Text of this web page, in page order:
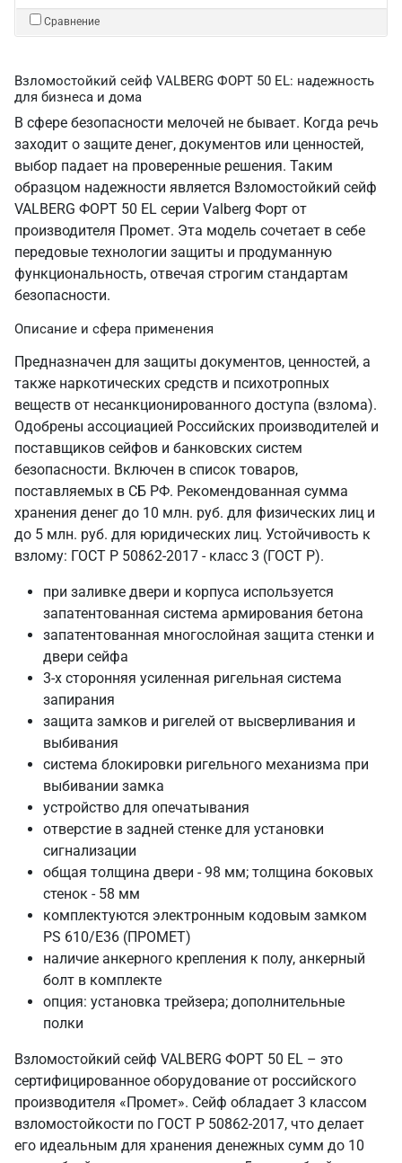
Сравнение
Взломостойкий сейф VALBERG ФОРТ 50 EL: надежность
для бизнеса и дома
В сфере безопасности мелочей не бывает. Когда речь
заходит о защите денег, документов или ценностей,
выбор падает на проверенные решения. Таким
образцом надежности является Взломостойкий сейф
VALBERG ФОРТ 50 EL серии Valberg Форт от
производителя Промет. Эта модель сочетает в себе
передовые технологии защиты и продуманную
функциональность, отвечая строгим стандартам
безопасности.
Описание и сфера применения
Предназначен для защиты документов, ценностей, а
также наркотических средств и психотропных
веществ от несанкционированного доступа (взлома).
Одобрены ассоциацией Российских производителей и
поставщиков сейфов и банковских систем
безопасности. Включен в список товаров,
поставляемых в СБ РФ. Рекомендованная сумма
хранения денег до 10 млн. руб. для физических лиц и
до 5 млн. руб. для юридических лиц. Устойчивость к
взлому: ГОСТ Р 50862-2017 - класс 3 (ГОСТ Р).
при заливке двери и корпуса используется
запатентованная система армирования бетона
запатентованная многослойная защита стенки и
двери сейфа
3-х сторонняя усиленная ригельная система
запирания
защита замков и ригелей от высверливания и
выбивания
система блокировки ригельного механизма при
выбивании замка
устройство для опечатывания
отверстие в задней стенке для установки
сигнализации
общая толщина двери - 98 мм; толщина боковых
стенок - 58 мм
комплектуются электронным кодовым замком
PS 610/E36 (ПРОМЕТ)
наличие анкерного крепления к полу, анкерный
болт в комплекте
опция: установка трейзера; дополнительные
полки
Взломостойкий сейф VALBERG ФОРТ 50 EL – это
сертифицированное оборудование от российского
производителя «Промет». Сейф обладает 3 классом
взломостойкости по ГОСТ Р 50862-2017, что делает
его идеальным для хранения денежных сумм до 10